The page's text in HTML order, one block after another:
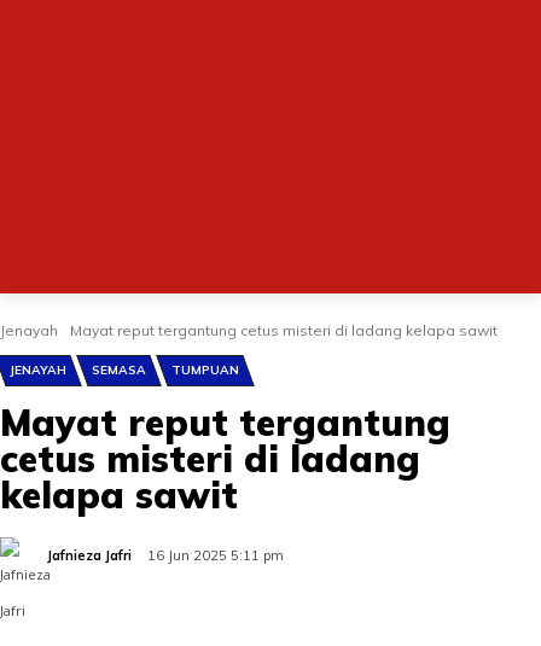
Jenayah Mayat reput tergantung cetus misteri di ladang kelapa sawit
JENAYAH SEMASA TUMPUAN
Mayat reput tergantung
cetus misteri di ladang
kelapa sawit
Jafnieza Jafri 16 Jun 2025 5:11 pm